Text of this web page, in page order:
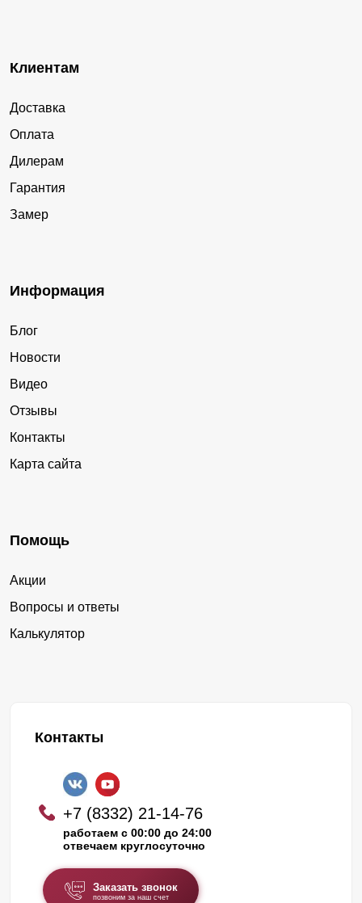
Клиентам
Доставка
Оплата
Дилерам
Гарантия
Замер
Информация
Блог
Новости
Видео
Отзывы
Контакты
Карта сайта
Помощь
Акции
Вопросы и ответы
Калькулятор
Контакты
+7 (8332) 21-14-76
работаем с 00:00 до 24:00
отвечаем круглосуточно
Заказать звонок
позвоним за наш счет